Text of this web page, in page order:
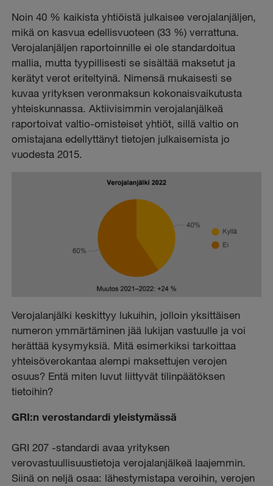
Noin 40 % kaikista yhtiöistä julkaisee verojalanjäljen,
mikä on kasvua edellisvuoteen (33 %) verrattuna.
Verojalanjäljen raportoinnille ei ole standardoitua
mallia, mutta tyypillisesti se sisältää maksetut ja
kerätyt verot eriteltyinä. Nimensä mukaisesti se
kuvaa yrityksen veronmaksun kokonaisvaikutusta
yhteiskunnassa. Aktiivisimmin verojalanjälkeä
raportoivat valtio-omisteiset yhtiöt, sillä valtio on
omistajana edellyttänyt tietojen julkaisemista jo
vuodesta 2015.
Verojalanjälki keskittyy lukuihin, jolloin yksittäisen
numeron ymmärtäminen jää lukijan vastuulle ja voi
herättää kysymyksiä. Mitä esimerkiksi tarkoittaa
yhteisöverokantaa alempi maksettujen verojen
osuus? Entä miten luvut liittyvät tilinpäätöksen
tietoihin?
GRI:n verostandardi yleistymässä
GRI 207 -standardi avaa yrityksen
verovastuullisuustietoja verojalanjälkeä laajemmin.
Siinä on neljä osaa: lähestymistapa veroihin, verojen